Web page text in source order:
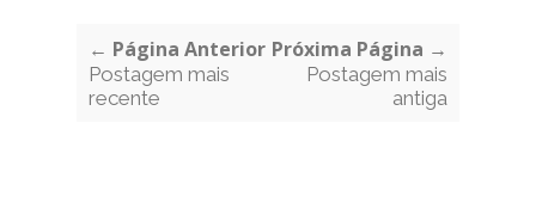
← Página Anterior
Postagem mais
recente
Próxima Página →
Postagem mais
antiga